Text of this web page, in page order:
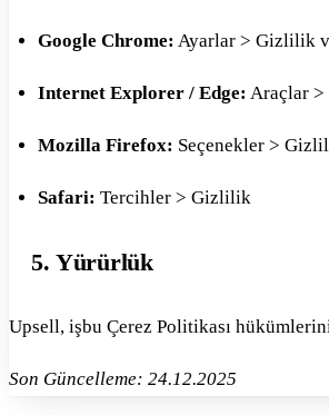
Google Chrome: Ayarlar > Gizlilik
Internet Explorer / Edge: Araçlar
Mozilla Firefox: Seçenekler >
Safari: Tercihler > Gizlilik
5. Yürürlük
Upsell, işbu Çerez Politikası
Son Güncelleme: 24.12.2025